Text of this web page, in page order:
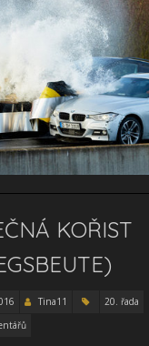
KOŘIST
Tina11
20. řada